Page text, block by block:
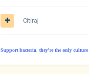
Citiraj
Support bacteria, they're the only culture